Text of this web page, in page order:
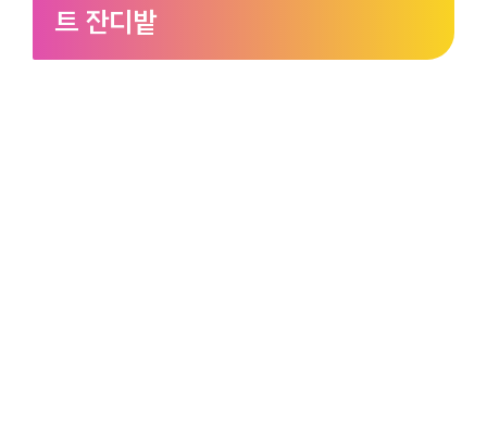
트 잔디밭